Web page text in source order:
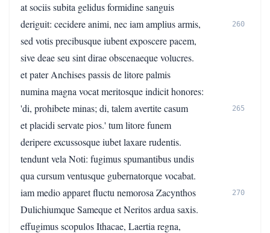
at sociis subita gelidus formidine sanguis
deriguit: cecidere animi, nec iam amplius armis,
260
sed votis precibusque iubent exposcere pacem,
sive deae seu sint dirae obscenaeque volucres.
et pater Anchises passis de litore palmis
numina magna vocat meritosque indicit honores:
'di, prohibete minas; di, talem avertite casum
265
et placidi servate pios.' tum litore funem
deripere excussosque iubet laxare rudentis.
tendunt vela Noti: fugimus spumantibus undis
qua cursum ventusque gubernatorque vocabat.
iam medio apparet fluctu nemorosa Zacynthos
270
Dulichiumque Sameque et Neritos ardua saxis.
effugimus scopulos Ithacae, Laertia regna,